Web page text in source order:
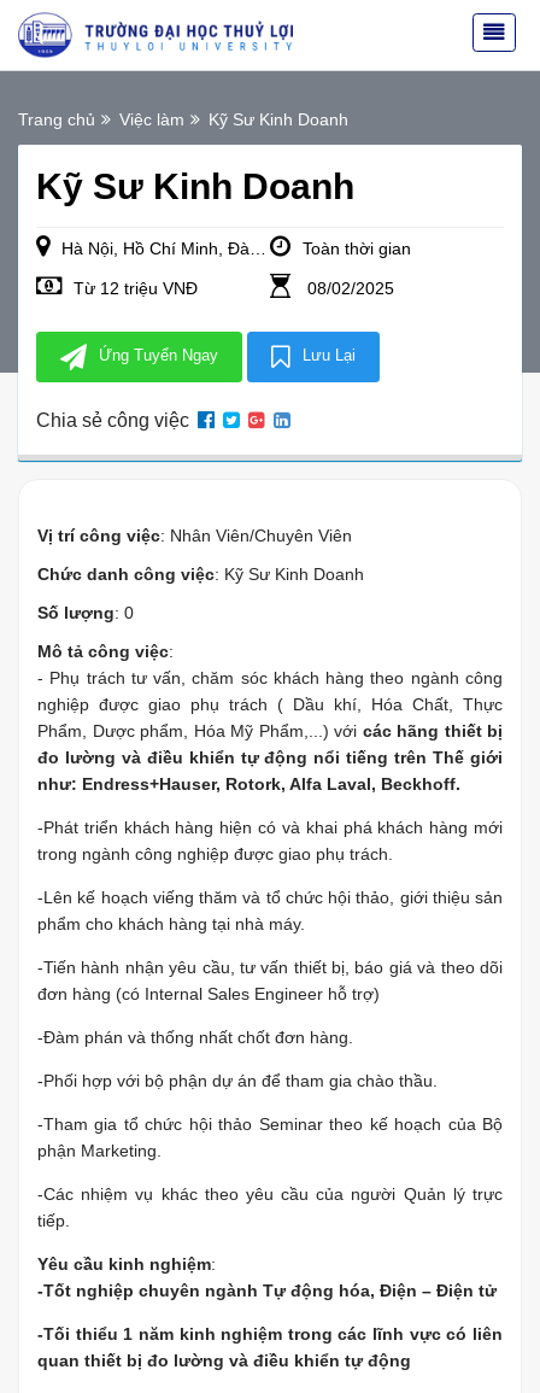
Trang chủ Việc làm Kỹ Sư Kinh Doanh
Kỹ Sư Kinh Doanh
Hà Nội, Hồ Chí Minh, Đà Nẵng Toàn thời gian
Từ 12 triệu VNĐ 08/02/2025
Ứng Tuyển Ngay Lưu Lại
Chia sẻ công việc
Vị trí công việc: Nhân Viên/Chuyên Viên
Chức danh công việc: Kỹ Sư Kinh Doanh
Số lượng: 0
Mô tả công việc:
- Phụ trách tư vấn, chăm sóc khách hàng theo ngành công
nghiệp được giao phụ trách ( Dầu khí, Hóa Chất, Thực
Phẩm, Dược phẩm, Hóa Mỹ Phẩm,...) với các hãng thiết bị
đo lường và điều khiển tự động nổi tiếng trên Thế giới
như: Endress+Hauser, Rotork, Alfa Laval, Beckhoff.
-Phát triển khách hàng hiện có và khai phá khách hàng mới
trong ngành công nghiệp được giao phụ trách.
-Lên kế hoạch viếng thăm và tổ chức hội thảo, giới thiệu sản
phẩm cho khách hàng tại nhà máy.
-Tiến hành nhận yêu cầu, tư vấn thiết bị, báo giá và theo dõi
đơn hàng (có Internal Sales Engineer hỗ trợ)
-Đàm phán và thống nhất chốt đơn hàng.
-Phối hợp với bộ phận dự án để tham gia chào thầu.
-Tham gia tổ chức hội thảo Seminar theo kế hoạch của Bộ
phận Marketing.
-Các nhiệm vụ khác theo yêu cầu của người Quản lý trực
tiếp.
Yêu cầu kinh nghiệm:
-Tốt nghiệp chuyên ngành Tự động hóa, Điện – Điện tử
-Tối thiểu 1 năm kinh nghiệm trong các lĩnh vực có liên
quan thiết bị đo lường và điều khiển tự động